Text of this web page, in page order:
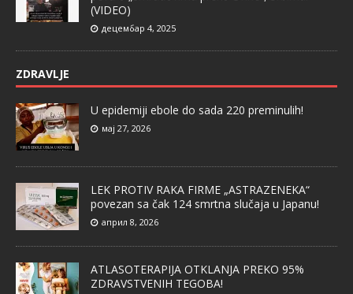
(VIDEO)
децембар 4, 2025
ZDRAVLJE
U epidemiji ebole do sada 220 preminulih!
мај 27, 2026
LEK PROTIV RAKA FIRME „ASTRAZENEKA“
povezan sa čak 124 smrtna slučaja u Japanu!
април 8, 2026
ATLASOTERAPIJA OTKLANJA PREKO 95%
ZDRAVSTVENIH TEGOBA!